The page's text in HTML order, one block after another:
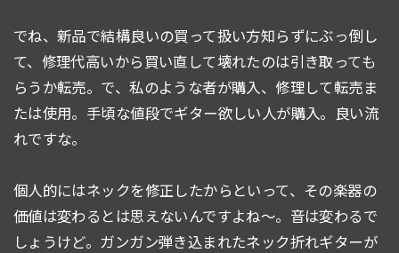
でね、新品で結構良いの買って扱い方知らずにぶっ倒し
て、修理代高いから買い直して壊れたのは引き取っても
らうか転売。で、私のような者が購入、修理して転売ま
たは使用。手頃な値段でギター欲しい人が購入。良い流
れですな。
個人的にはネックを修正したからといって、その楽器の
価値は変わるとは思えないんですよね〜。音は変わるで
しょうけど。ガンガン弾き込まれたネック折れギターが